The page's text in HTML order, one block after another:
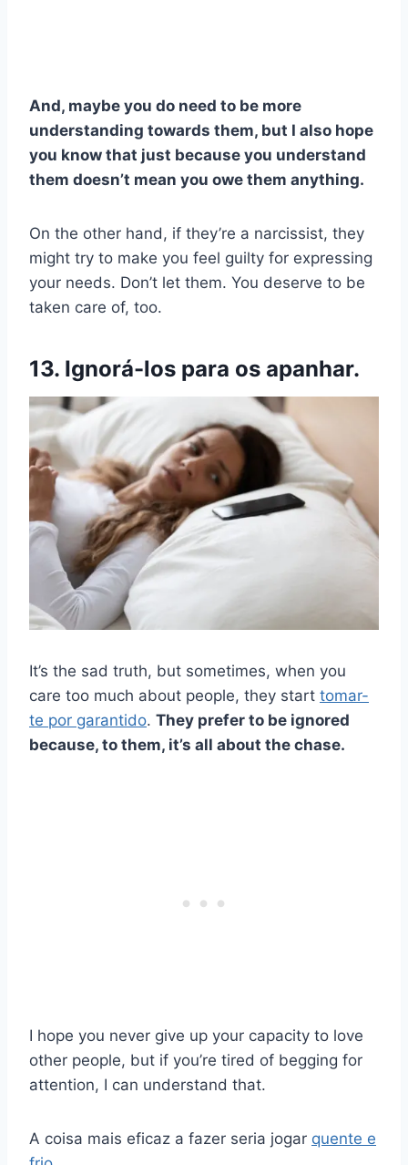
And, maybe you do need to be more
understanding towards them, but I also hope
you know that just because you understand
them doesn’t mean you owe them anything.
On the other hand, if they’re a narcissist, they
might try to make you feel guilty for expressing
your needs. Don’t let them. You deserve to be
taken care of, too.
13. Ignorá-los para os apanhar.
It’s the sad truth, but sometimes, when you
care too much about people, they start tomar-
te por garantido. They prefer to be ignored
because, to them, it’s all about the chase.
I hope you never give up your capacity to love
other people, but if you’re tired of begging for
attention, I can understand that.
A coisa mais eficaz a fazer seria jogar quente e